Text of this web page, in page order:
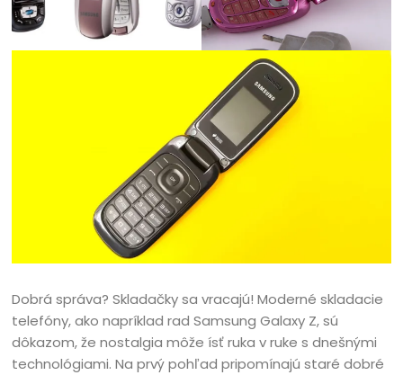
Dobrá správa? Skladačky sa vracajú! Moderné skladacie
telefóny, ako napríklad rad Samsung Galaxy Z, sú
dôkazom, že nostalgia môže ísť ruka v ruke s dnešnými
technológiami. Na prvý pohľad pripomínajú staré dobré